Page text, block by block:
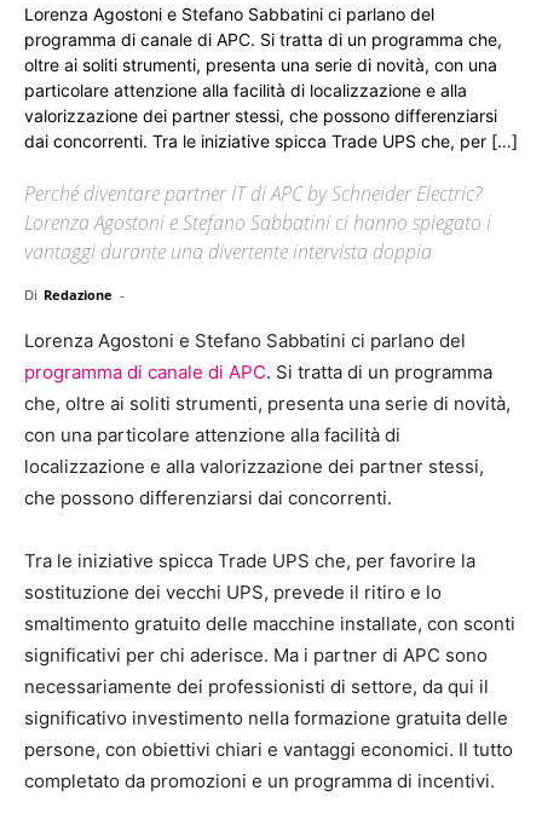
Lorenza Agostoni e Stefano Sabbatini ci parlano del
programma di canale di APC. Si tratta di un programma che,
oltre ai soliti strumenti, presenta una serie di novità, con una
particolare attenzione alla facilità di localizzazione e alla
valorizzazione dei partner stessi, che possono differenziarsi
dai concorrenti. Tra le iniziative spicca Trade UPS che, per […]
Perché diventare partner IT di APC by Schneider Electric?
Lorenza Agostoni e Stefano Sabbatini ci hanno spiegato i
vantaggi durante una divertente intervista doppia
Di Redazione -
Lorenza Agostoni e Stefano Sabbatini ci parlano del
programma di canale di APC. Si tratta di un programma
che, oltre ai soliti strumenti, presenta una serie di novità,
con una particolare attenzione alla facilità di
localizzazione e alla valorizzazione dei partner stessi,
che possono differenziarsi dai concorrenti.
Tra le iniziative spicca Trade UPS che, per favorire la
sostituzione dei vecchi UPS, prevede il ritiro e lo
smaltimento gratuito delle macchine installate, con sconti
significativi per chi aderisce. Ma i partner di APC sono
necessariamente dei professionisti di settore, da qui il
significativo investimento nella formazione gratuita delle
persone, con obiettivi chiari e vantaggi economici. Il tutto
completato da promozioni e un programma di incentivi.